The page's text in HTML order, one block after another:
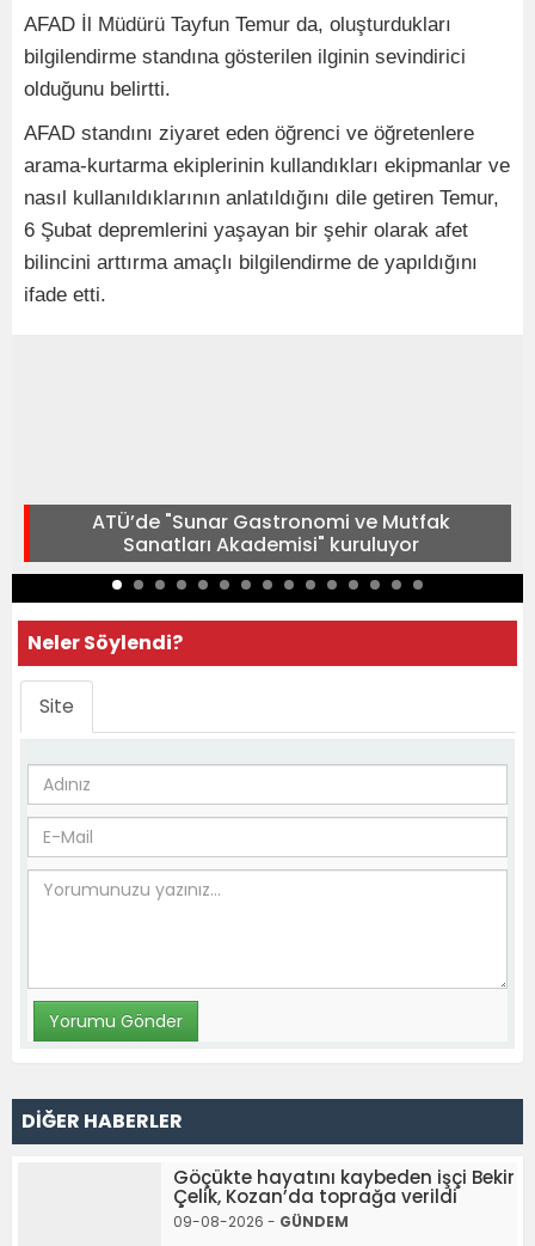
AFAD İl Müdürü Tayfun Temur da, oluşturdukları
bilgilendirme standına gösterilen ilginin sevindirici
olduğunu belirtti.
AFAD standını ziyaret eden öğrenci ve öğretenlere
arama-kurtarma ekiplerinin kullandıkları ekipmanlar ve
nasıl kullanıldıklarının anlatıldığını dile getiren Temur,
6 Şubat depremlerini yaşayan bir şehir olarak afet
bilincini arttırma amaçlı bilgilendirme de yapıldığını
ifade etti.
ATÜ’de "Sunar Gastronomi ve Mutfak
Sanatları Akademisi" kuruluyor
Neler Söylendi?
Site
DİĞER HABERLER
Göçükte hayatını kaybeden işçi Bekir
Çelik, Kozan’da toprağa verildi
09-08-2026 - GÜNDEM